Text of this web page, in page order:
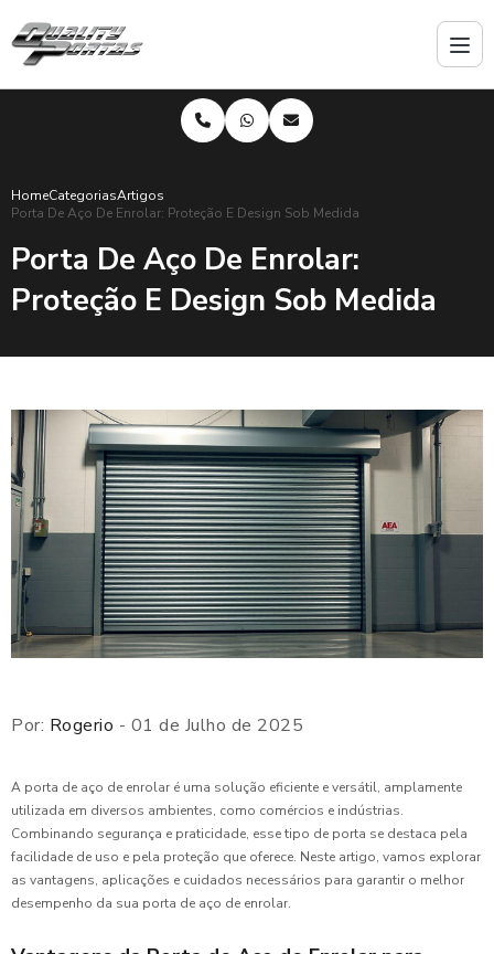
HomeCategoriasArtigos
Porta De Aço De Enrolar: Proteção E Design Sob Medida
Porta De Aço De Enrolar:
Proteção E Design Sob Medida
Por: Rogerio - 01 de Julho de 2025
A porta de aço de enrolar é uma solução eficiente e versátil, amplamente
utilizada em diversos ambientes, como comércios e indústrias.
Combinando segurança e praticidade, esse tipo de porta se destaca pela
facilidade de uso e pela proteção que oferece. Neste artigo, vamos explorar
as vantagens, aplicações e cuidados necessários para garantir o melhor
desempenho da sua porta de aço de enrolar.